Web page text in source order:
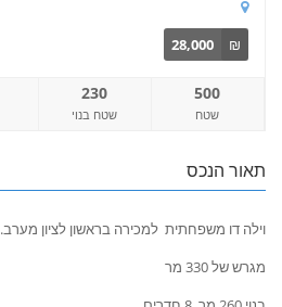
₪
28,000
500
שטח
230
שטח בנוי
תאור הנכס
וילה דו משפחתית למכירה בראשון לציון מערב.
מגרש של 330 מר